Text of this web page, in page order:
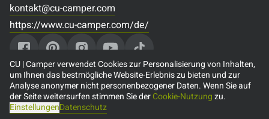
kontakt@cu-camper.com
https://www.cu-camper.com/de/
Beliebte Reiseziele
🇨🇦 Camper mieten in Kanada
CU | Camper verwendet Cookies zur Personalisierung von Inhalten,
um Ihnen das bestmögliche Website-Erlebnis zu bieten und zur
Analyse anonymer nicht personenbezogener Daten. Wenn Sie auf
der Seite weitersurfen stimmen Sie derCookie-Nutzungzu.
EinstellungenDatenschutz